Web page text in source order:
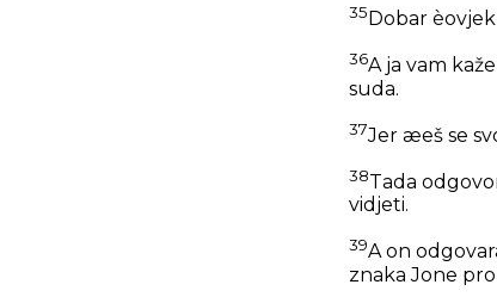
35 Dobar
36A ja vam
suda.
37Jer æeš se
38Tada
vidjeti.
39A on
znaka Jone